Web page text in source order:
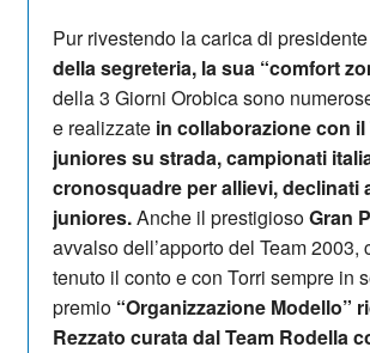
Pur rivestendo la carica di
della segreteria, la sua “comfort
della 3 Giorni Orobica sono
e realizzate in collaborazione con il
juniores su strada, campionati
cronosquadre per allievi, declinati
juniores.Anche il prestigiosoGran
avvalso dell’apporto del Team
tenuto il conto e con Torri sempre in
premio “Organizzazione Modello”
Rezzato curata dal Team Rodella